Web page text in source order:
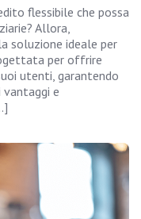
flessibile che possa
Allora,
soluzione ideale per
per offrire
utenti, garantendo
vantaggi e